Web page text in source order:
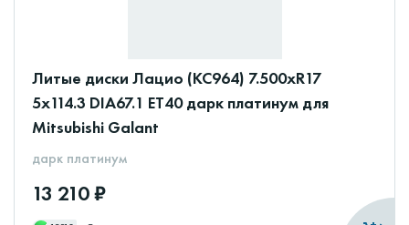
Литые диски Лацио (КС964) 7.500xR17
5x114.3 DIA67.1 ET40 дарк платинум для
Mitsubishi Galant
дарк платинум
13 210 ₽